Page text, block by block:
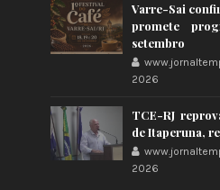
Varre-Sai
promete
setembro
2026
TCE-RJ
de Itaperuna,
2026